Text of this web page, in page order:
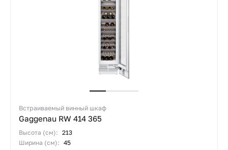
Встраиваемый винный шкаф
Gaggenau RW 414 365
Высота (см): 213
Ширина (см): 45